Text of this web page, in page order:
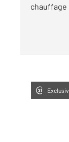
chauffage